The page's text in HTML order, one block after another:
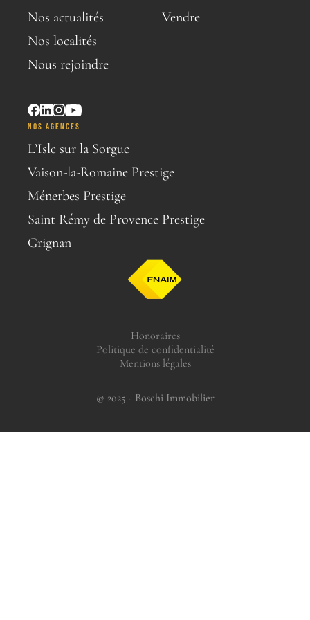
Nos actualités
Nos localités
Nous rejoindre
Vendre
NOS AGENCES
L’Isle sur la Sorgue
Vaison-la-Romaine Prestige
Ménerbes Prestige
Saint Rémy de Provence Prestige
Grignan
Honoraires
Politique de confidentialité
Mentions légales
© 2025 - Boschi Immobilier